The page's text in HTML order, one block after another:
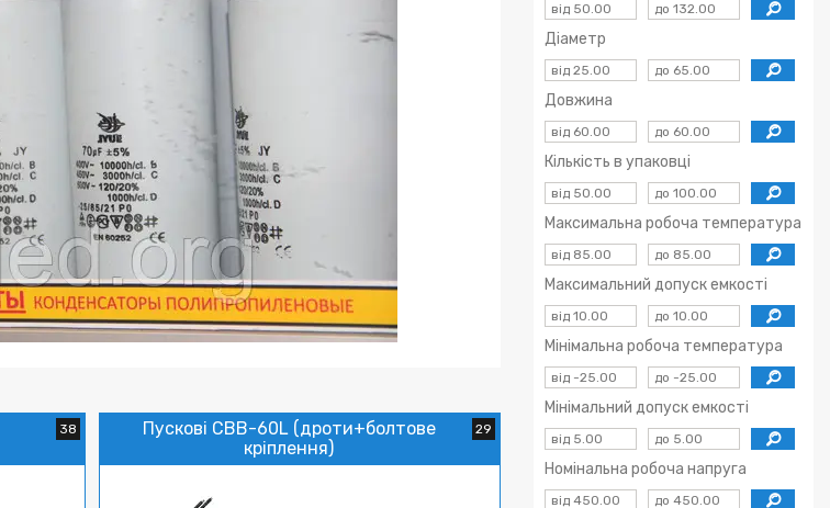
Діаметр
Довжина
Кількість в упаковці
Максимальна робоча температура
Максимальний допуск емкості
Мінімальна робоча температура
Мінімальний допуск емкості
Номінальна робоча напруга
38
Пускові CBB-60L (дроти+болтове
кріплення)
29